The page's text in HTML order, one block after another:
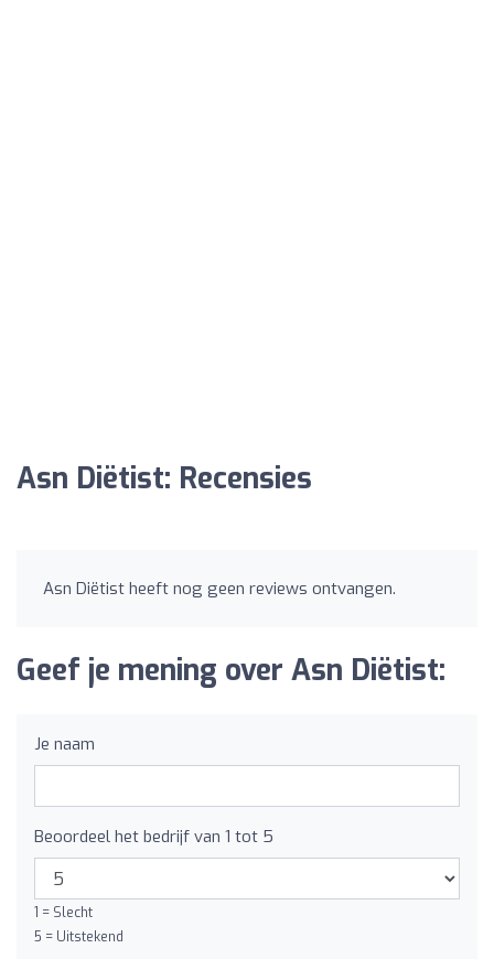
Asn Diëtist: Recensies
Asn Diëtist heeft nog geen reviews ontvangen.
Geef je mening over Asn Diëtist:
Je naam
Beoordeel het bedrijf van 1 tot 5
1 = Slecht
5 = Uitstekend